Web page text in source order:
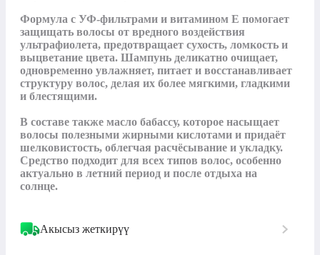
Формула с УФ-фильтрами и витамином E помогает
защищать волосы от вредного воздействия
ультрафиолета, предотвращает сухость, ломкость и
выцветание цвета. Шампунь деликатно очищает,
одновременно увлажняет, питает и восстанавливает
структуру волос, делая их более мягкими, гладкими
и блестящими.
В составе также масло бабассу, которое насыщает
волосы полезными жирными кислотами и придаёт
шелковистость, облегчая расчёсывание и укладку.
Средство подходит для всех типов волос, особенно
актуально в летний период и после отдыха на
солнце.
Акысыз жеткирүү